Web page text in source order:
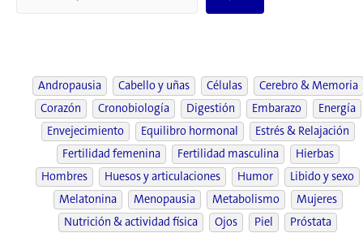
Andropausia
Cabello y uñas Células
Cerebro & Memoria
Corazón
Cronobiología Digestión Embarazo
Energía
Envejecimiento
Equilibro hormonal
Estrés & Relajación
Fertilidad femenina
Fertilidad masculina
Hierbas
Hombres
Huesos y articulaciones Humor
Libido y sexo
Melatonina
Menopausia Metabolismo
Mujeres
Nutrición & actividad física
Ojos Piel
Próstata